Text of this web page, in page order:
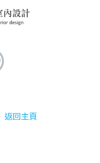
返回主頁